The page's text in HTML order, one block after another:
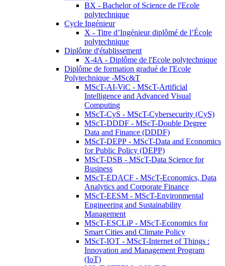
BX - Bachelor of Science de l'Ecole
polytechnique
Cycle Ingénieur
X - Titre d’Ingénieur diplômé de l’École
polytechnique
Diplôme d'établissement
X-4A - Diplôme de l'Ecole polytechnique
Diplôme de formation gradué de l'Ecole
Polytechnique -MSc&T
MScT-AI-ViC - MScT-Artificial
Intelligence and Advanced Visual
Computing
MScT-CyS - MScT-Cybersecurity (CyS)
MScT-DDDF - MScT-Double Degree
Data and Finance (DDDF)
MScT-DEPP - MScT-Data and Economics
for Public Policy (DEPP)
MScT-DSB - MScT-Data Science for
Business
MScT-EDACF - MScT-Economics, Data
Analytics and Corporate Finance
MScT-EESM - MScT-Environmental
Engineering and Sustainability
Management
MScT-ESCLiP - MScT-Economics for
Smart Cities and Climate Policy
MScT-IOT - MScT-Internet of Things :
Innovation and Management Program
(IoT)